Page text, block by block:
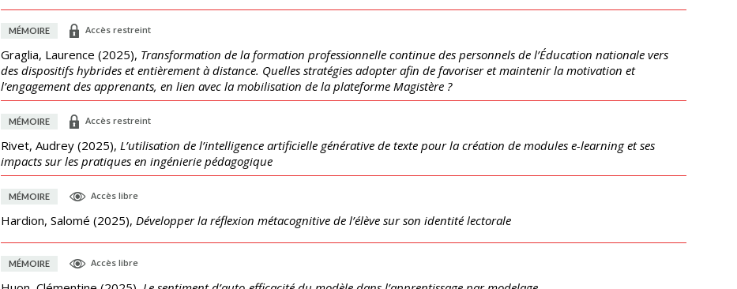
MÉMOIRE Accès restreint
Graglia, Laurence (2025), Transformation de la formation professionnelle continue des personnels de l’Éducation nationale vers
des dispositifs hybrides et entièrement à distance. Quelles stratégies adopter afin de favoriser et maintenir la motivation et
l’engagement des apprenants, en lien avec la mobilisation de la plateforme Magistère ?
MÉMOIRE Accès restreint
Rivet, Audrey (2025), L’utilisation de l’intelligence artificielle générative de texte pour la création de modules e-learning et ses
impacts sur les pratiques en ingénierie pédagogique
MÉMOIRE Accès libre
Hardion, Salomé (2025), Développer la réflexion métacognitive de l’élève sur son identité lectorale
MÉMOIRE Accès libre